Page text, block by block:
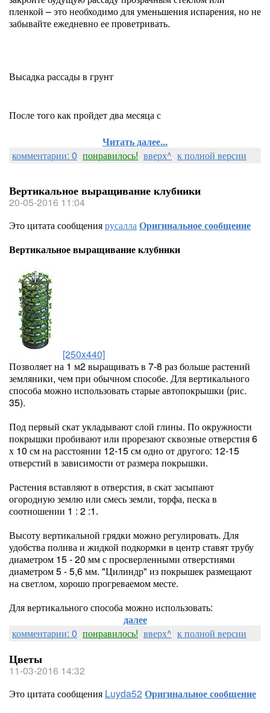
пленкой – это необходимо для уменьшения испарения, но не
забывайте ежедневно ее проветривать.
Высадка рассады в грунт
После того как пройдет два месяца с
Читать далее...
комментарии: 0 понравилось! вверх^ к полной версии
Вертикальное выращивание клубники
20-05-2016 11:04
Это цитата сообщениярусаллаОригинальное сообщение
Вертикальное выращивание клубники
[250x440]
Позволяет на 1 м2 выращивать в 7-8 раз больше растений
земляники, чем при обычном способе. Для вертикального
способа можно использовать старые автопокрышки (рис.
35).
Под первый скат укладывают слой глины. По окружности
покрышки пробивают или прорезают сквозные отверстия 6
х 10 см на расстоянии 12-15 см одно от другого: 12-15
отверстий в зависимости от размера покрышки.
Растения вставляют в отверстия, в скат засыпают
огородную землю или смесь земли, торфа, песка в
соотношении 1 : 2 :1.
Высоту вертикальной грядки можно регулировать. Для
удобства полива и жидкой подкормки в центр ставят трубу
диаметром 15 - 20 мм с просверленными отверстиями
диаметром 5 - 5,6 мм. "Цилиндр" из покрышек размещают
на светлом, хорошо прогреваемом месте.
Для вертикального способа можно использовать:
далее
комментарии: 0 понравилось! вверх^ к полной версии
Цветы
11-03-2016 14:32
Это цитата сообщения Luyda52Оригинальное сообщение